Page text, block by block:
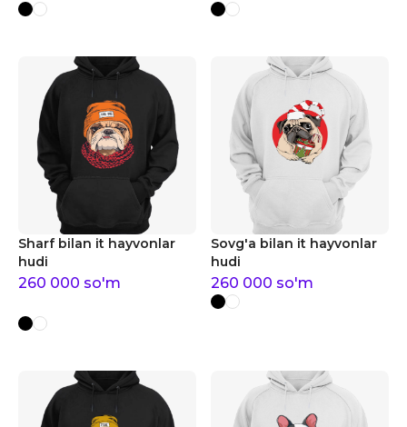
Sharf bilan it hayvonlar
hudi
260 000 so'm
Sovg'a bilan it hayvonlar
hudi
260 000 so'm